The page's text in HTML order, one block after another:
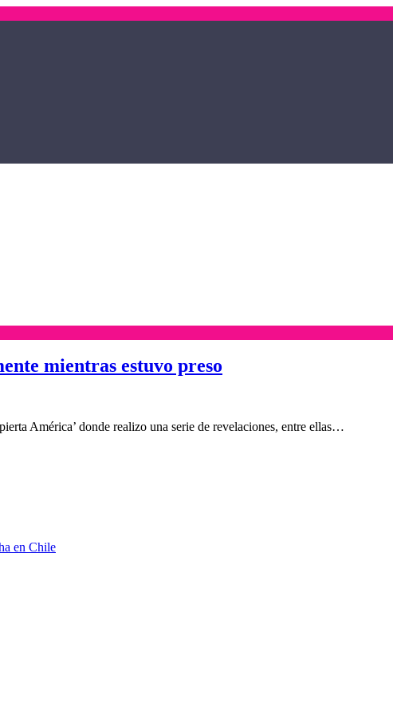
mientras estuvo preso
América’ donde realizo una serie de revelaciones, entre ellas…
en Chile